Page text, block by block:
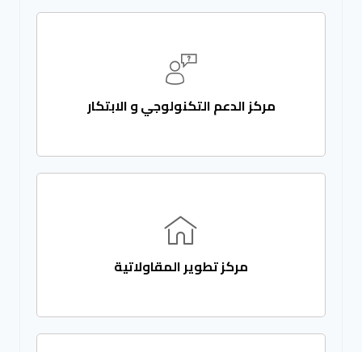
مركز الدعم التكنولوجي و الابتكار
مركز تطوير المقاولاتية